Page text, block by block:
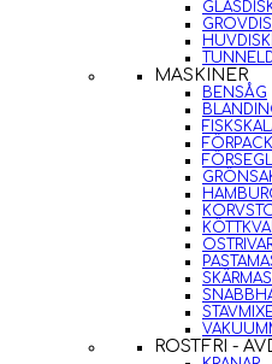
MASKINER
BENSÅG
ROSTFRI -